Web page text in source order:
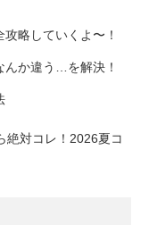
略していくよ〜！
んか違う…を解決！
絶対コレ！2026夏コ